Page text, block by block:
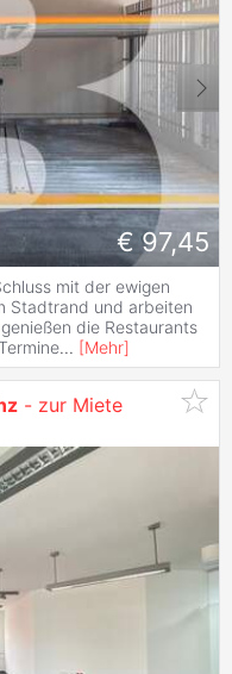
€ 97,45
mit der ewigen
Stadtrand und arbeiten
die Restaurants
... [Mehr]
- zur Miete